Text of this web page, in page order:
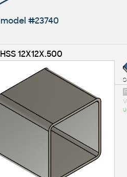
#23740
12X12X.500